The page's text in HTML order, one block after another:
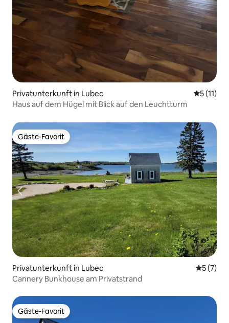
Privatunterkunft in Lubec
5 (11)
Haus auf dem Hügel mit Blick auf den Leuchtturm
Gäste-Favorit
Gäste-Favorit
Privatunterkunft in Lubec
5 (7)
Cannery Bunkhouse am Privatstrand
Gäste-Favorit
Gäste-Favorit